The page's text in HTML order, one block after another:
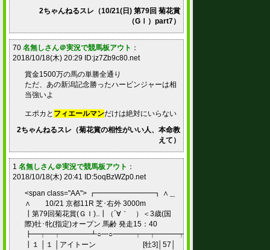
2ちゃんねるスレ（10/21(日) 第79回 菊花賞
（GⅠ）part7）
70 名無しさん＠実況で競馬板アウト ：
2018/10/18(木) 20:29 ID:jz7Zb9c80.net
賞金1500万の馬の単勝全通り
ただ、あの新潟記念勝ったハービンジャーは相
当強いよ
エポカと フィエールマンだけは絶対にいらない
2ちゃんねるスレ（菊花賞の相性がいい人、本命教
えて）
1 名無しさん＠実況で競馬板アウト ：
2018/10/18(木) 20:41 ID:5oqBzWZp0.net
<span class="AA"> ┏━━━━━━━━┓ ∧＿
∧ 10/21 京都11R 芝･右外 3000m
┃第79回菊花賞(ＧＩ)..┃（´∀｀ ）＜3歳(国
際)牡･牝(指定)オープン 馬齢 発走15：40
┣━┯━┯━━━━┻○━○━━━┯━┯━━━┯━━━━━┯━━━━┓
┃１ │１ │アイトーン [牡3]│57│